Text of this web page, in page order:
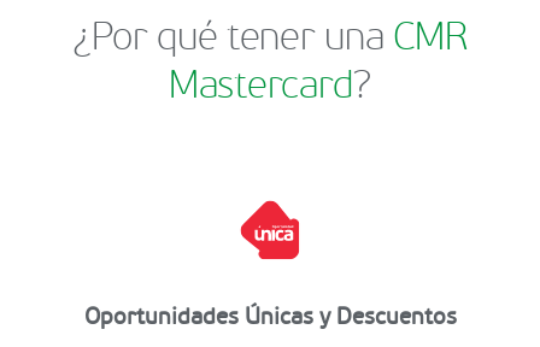
¿Por qué tener una CMR
Mastercard?
Oportunidades Únicas y Descuentos